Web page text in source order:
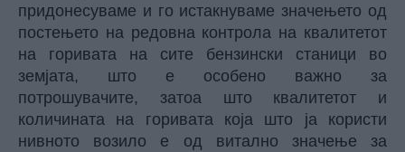
придонесуваме и го истакнуваме значењето од
постењето на редовна контрола на квалитетот
на горивата на сите бензински станици во
земјата, што е особено важно за
потрошувачите, затоа што квалитетот и
количината на горивата која што ја користи
нивното возило е од витално значење за